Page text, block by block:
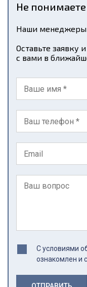
Не понимаете
Наши менеджеры
Оставьте заявку
с вами в
С условиями
ознакомлен и